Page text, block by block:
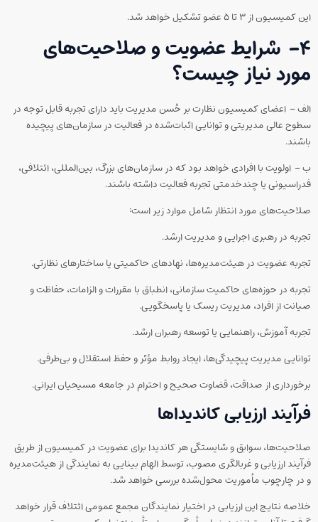
این کمیسیون از ۳ تا ۵ عضو تشکیل خواهد شد.
۴- شرایط عضویت و صلاحیت‌های
مورد نیاز چیست؟
الف – اعضای کمیسیون نظارت بر حُسن مدیریت باید دارای تجربه قابل توجه در
سطوح عالی مدیریتی و توانایی اثبات‌شده در فعالیت در سازمان‌های پیچیده
باشند.
ب – اولویت با افرادی خواهد بود که در سازمان‌های بزرگ، بین‌المللی، ائتلافی،
فدراسیونی یا چندخدمتی تجربه فعالیت داشته باشند.
صلاحیت‌های مورد انتظار شامل موارد زیر است:
تجربه در رهبری اجرایی و مدیریت ارشد.
تجربه عضویت در هیئت‌مدیره‌ها، نهادهای حاکمیتی یا ساختارهای نظارتی.
تجربه در حوزه‌های حاکمیت سازمانی، انطباق با مقررات و الزامات، حفاظت و
صیانت از افراد، مدیریت ریسک یا پاسخگویی.
تجربه آموزش، راهنمایی یا توسعه رهبران ارشد.
توانایی مدیریت پیچیدگی‌ها، ایجاد روابط مؤثر و حفظ استقلال و بی‌طرفی.
برخورداری از صداقت، قضاوت صحیح و احترام در جامعه مسیحیان ایرانی.
فرآیند ارزیابی کاندیداها
صلاحیت‌ها، سوابق و شایستگی هر کاندیدا برای عضویت در کمیسیون از طریق
فرآیند ارزیابی و غربالگری مصوب، توسط الهام بینایی به نمایندگی از هیئت‌مدیره
و در چارچوب مأموریت محول‌شده بررسی خواهد شد.
خلاصه نتایج این ارزیابی در اختیار نمایندگان مجمع عمومی ائتلاف قرار خواهد